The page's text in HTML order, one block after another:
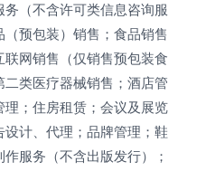
（不含许可类信息咨询服
预包装）销售；食品销售
联网销售（仅销售预包装食
类医疗器械销售；酒店管
；住房租赁；会议及展览
计、代理；品牌管理；鞋
服务（不含出版发行）；